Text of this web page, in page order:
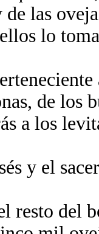
de las
lo
de los
a los
y el
resto del